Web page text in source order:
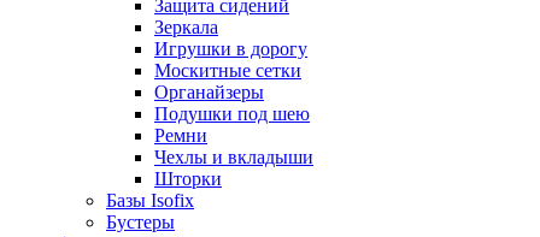
Защита сидений
Зеркала
Игрушки в дорогу
Москитные сетки
Органайзеры
Подушки под шею
Ремни
Чехлы и вкладыши
Шторки
Базы Isofix
Бустеры